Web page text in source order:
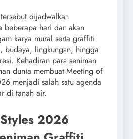
dijadwalkan
beberapa hari dan akan
karya mural serta graffiti
budaya, lingkungan, hingga
Kehadiran para seniman
dunia membuat Meeting of
menjadi salah satu agenda
di tanah air.
2026